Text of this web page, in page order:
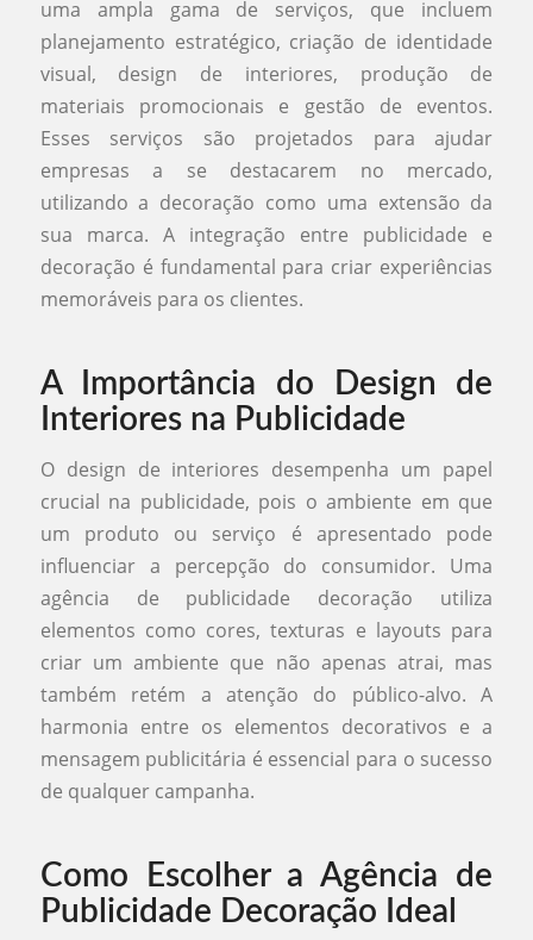
uma ampla gama de serviços, que incluem
planejamento estratégico, criação de identidade
visual, design de interiores, produção de
materiais promocionais e gestão de eventos.
Esses serviços são projetados para ajudar
empresas a se destacarem no mercado,
utilizando a decoração como uma extensão da
sua marca. A integração entre publicidade e
decoração é fundamental para criar experiências
memoráveis para os clientes.
A Importância do Design de
Interiores na Publicidade
O design de interiores desempenha um papel
crucial na publicidade, pois o ambiente em que
um produto ou serviço é apresentado pode
influenciar a percepção do consumidor. Uma
agência de publicidade decoração utiliza
elementos como cores, texturas e layouts para
criar um ambiente que não apenas atrai, mas
também retém a atenção do público-alvo. A
harmonia entre os elementos decorativos e a
mensagem publicitária é essencial para o sucesso
de qualquer campanha.
Como Escolher a Agência de
Publicidade Decoração Ideal